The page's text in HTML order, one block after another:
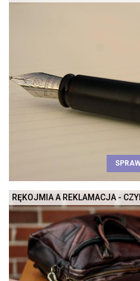
RĘKOJMIA A REKLAMACJA -